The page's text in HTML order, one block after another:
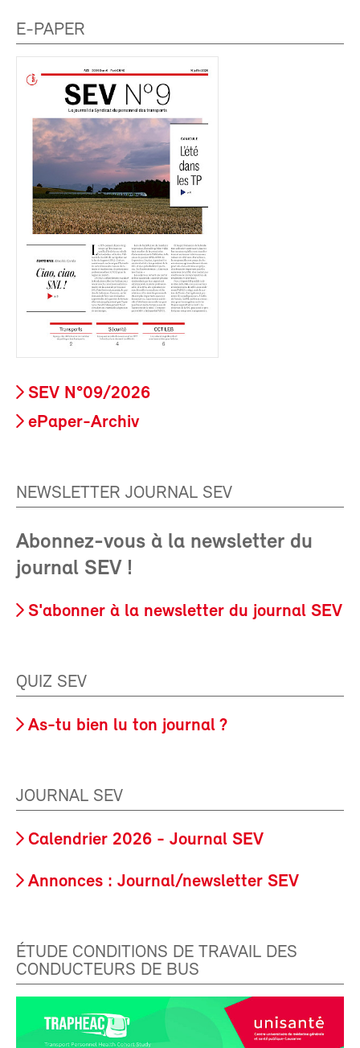
E-PAPER
SEV N°09/2026
ePaper-Archiv
NEWSLETTER JOURNAL SEV
Abonnez-vous à la newsletter du
journal SEV !
S'abonner à la newsletter du journal SEV
QUIZ SEV
As-tu bien lu ton journal ?
JOURNAL SEV
Calendrier 2026 - Journal SEV
Annonces : Journal/newsletter SEV
ÉTUDE CONDITIONS DE TRAVAIL DES
CONDUCTEURS DE BUS